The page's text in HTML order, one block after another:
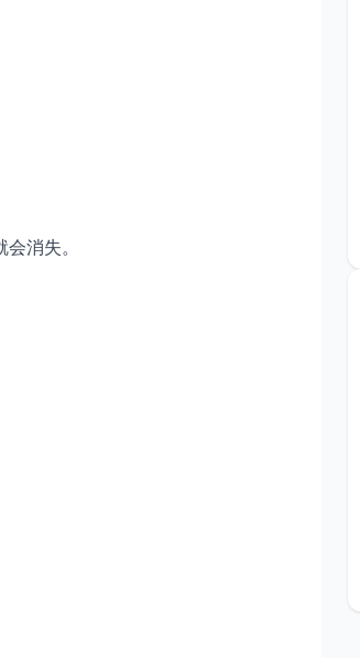
消失。